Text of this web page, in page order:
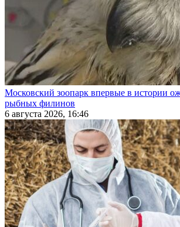
Московский зоопарк впервые в истории
рыбных филинов
6 августа 2026, 16:46